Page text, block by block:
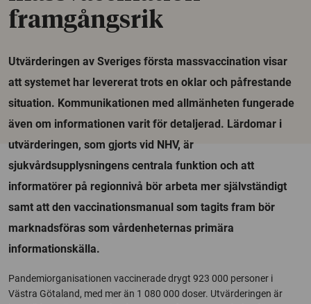
framgångsrik
Utvärderingen av Sveriges första massvaccination visar
att systemet har levererat trots en oklar och påfrestande
situation. Kommunikationen med allmänheten fungerade
även om informationen varit för detaljerad. Lärdomar i
utvärderingen, som gjorts vid NHV, är
sjukvårdsupplysningens centrala funktion och att
informatörer på regionnivå bör arbeta mer självständigt
samt att den vaccinationsmanual som tagits fram bör
marknadsföras som vårdenheternas primära
informationskälla.
Pandemiorganisationen vaccinerade drygt 923 000 personer i
Västra Götaland, med mer än 1 080 000 doser. Utvärderingen är